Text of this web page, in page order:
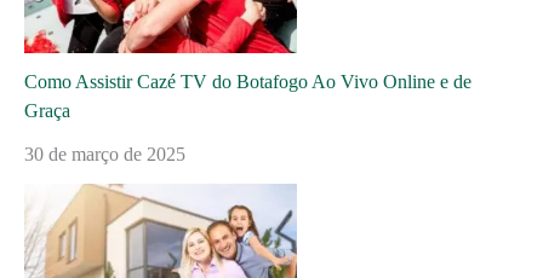
Como Assistir Cazé TV do Botafogo Ao Vivo Online e de
Graça
30 de março de 2025